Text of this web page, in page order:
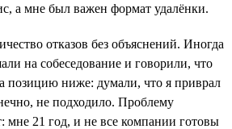
а мне был важен формат удалёнки.
отказов без объяснений. Иногда
на собеседование и говорили, что
позицию ниже: думали, что я приврал
не подходило. Проблему
мне 21 год, и не все компании готовы